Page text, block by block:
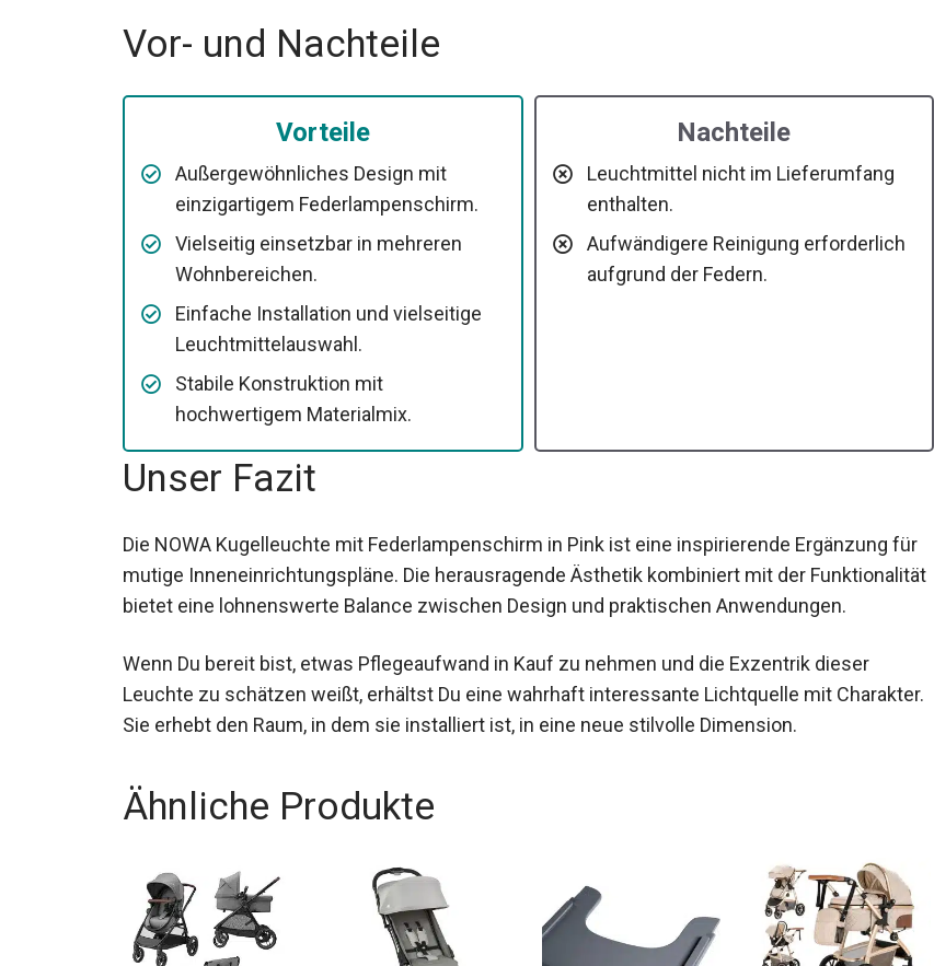
Vor- und Nachteile
Vorteile
Außergewöhnliches Design mit
einzigartigem Federlampenschirm.
Vielseitig einsetzbar in mehreren
Wohnbereichen.
Einfache Installation und vielseitige
Leuchtmittelauswahl.
Stabile Konstruktion mit
hochwertigem Materialmix.
Nachteile
Leuchtmittel nicht im Lieferumfang
enthalten.
Aufwändigere Reinigung erforderlich
aufgrund der Federn.
Unser Fazit
Die NOWA Kugelleuchte mit Federlampenschirm in Pink ist eine inspirierende Ergänzung für
mutige Inneneinrichtungspläne. Die herausragende Ästhetik kombiniert mit der Funktionalität
bietet eine lohnenswerte Balance zwischen Design und praktischen Anwendungen.
Wenn Du bereit bist, etwas Pflegeaufwand in Kauf zu nehmen und die Exzentrik dieser
Leuchte zu schätzen weißt, erhältst Du eine wahrhaft interessante Lichtquelle mit Charakter.
Sie erhebt den Raum, in dem sie installiert ist, in eine neue stilvolle Dimension.
Ähnliche Produkte